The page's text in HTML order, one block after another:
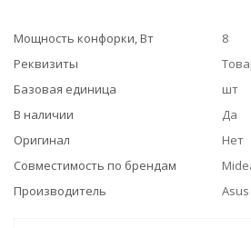
Мощность конфорки, Вт
8
Реквизиты
Базовая единица
шт
В наличии
Да
Оригинал
Нет
Совместимость по брендам
Производитель
Asus